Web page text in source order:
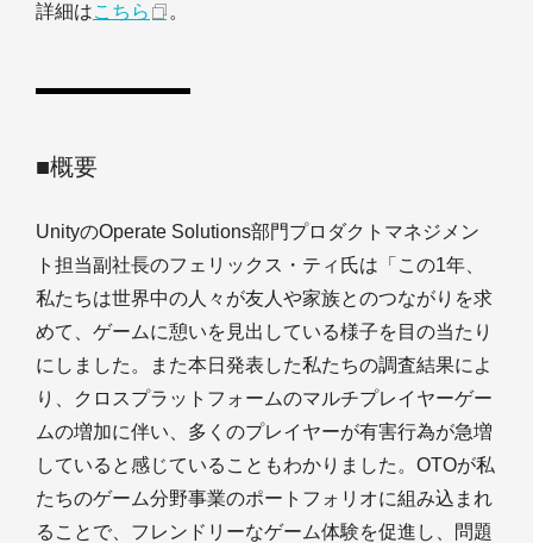
詳細はこちら 。
■概要
UnityのOperate Solutions部門プロダクトマネジメン
ト担当副社長のフェリックス・ティ氏は「この1年、
私たちは世界中の人々が友人や家族とのつながりを求
めて、ゲームに憩いを見出している様子を目の当たり
にしました。また本日発表した私たちの調査結果によ
り、クロスプラットフォームのマルチプレイヤーゲー
ムの増加に伴い、多くのプレイヤーが有害行為が急増
していると感じていることもわかりました。OTOが私
たちのゲーム分野事業のポートフォリオに組み込まれ
ることで、フレンドリーなゲーム体験を促進し、問題